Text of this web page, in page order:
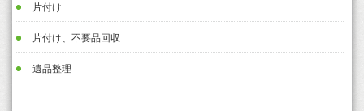
片付け
片付け、不要品回収
遺品整理